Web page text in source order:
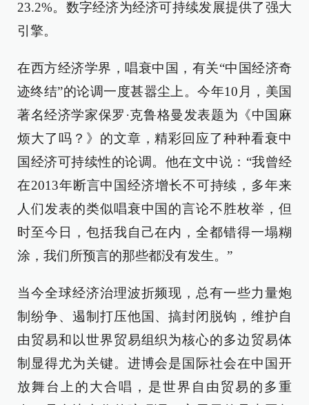
23.2%。数字经济为经济可持续发展提供了强大
引擎。
在西方经济学界，唱衰中国，有关“中国经济奇
迹终结”的论调一度甚嚣尘上。今年10月，美国
著名经济学家保罗·克鲁格曼发表题为《中国麻
烦大了吗？》的文章，精彩回应了种种看衰中
国经济可持续性的论调。他在文中说：“我曾经
在2013年断言中国经济增长不可持续，多年来
人们发表的类似唱衰中国的言论不胜枚举，但
时至今日，包括我自己在内，全都错得一塌糊
涂，我们所预言的那些都没有发生。”
当今全球经济治理波折频现，总有一些力量炮
制纷争、遏制打压他国、搞封闭脱钩，维护自
由贸易和以世界贸易组织为核心的多边贸易体
制显得尤为关键。进博会是国际社会在中国开
放舞台上的大合唱，是世界自由贸易的多重